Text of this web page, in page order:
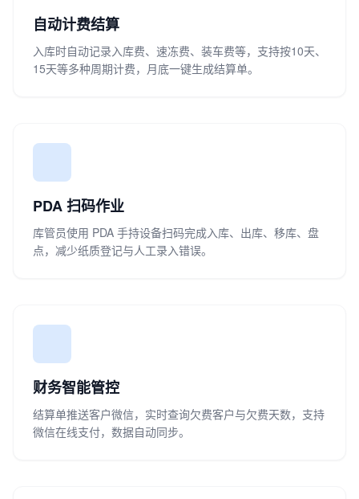
自动计费结算
入库时自动记录入库费、速冻费、装车费等，支持按10天、
15天等多种周期计费，月底一键生成结算单。
PDA 扫码作业
库管员使用 PDA 手持设备扫码完成入库、出库、移库、盘
点，减少纸质登记与人工录入错误。
财务智能管控
结算单推送客户微信，实时查询欠费客户与欠费天数，支持
微信在线支付，数据自动同步。